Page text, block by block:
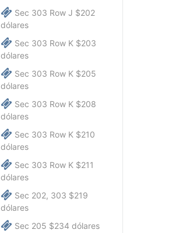
Sec 303 Row J $202
dólares
Sec 303 Row K $203
dólares
Sec 303 Row K $205
dólares
Sec 303 Row K $208
dólares
Sec 303 Row K $210
dólares
Sec 303 Row K $211
dólares
Sec 202, 303 $219
dólares
Sec 205 $234 dólares